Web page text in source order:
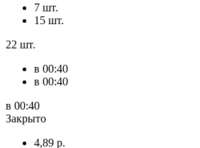
7 шт.
15 шт.
22 шт.
в 00:40
в 00:40
в 00:40
Закрыто
4,89 р.